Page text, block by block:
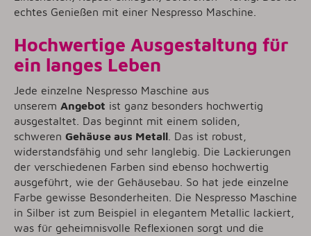
echtes Genießen mit einer Nespresso Maschine.
Hochwertige Ausgestaltung für
ein langes Leben
Jede einzelne Nespresso Maschine aus
unserem Angebot ist ganz besonders hochwertig
ausgestaltet. Das beginnt mit einem soliden,
schweren Gehäuse aus Metall . Das ist robust,
widerstandsfähig und sehr langlebig. Die Lackierungen
der verschiedenen Farben sind ebenso hochwertig
ausgeführt, wie der Gehäusebau. So hat jede einzelne
Farbe gewisse Besonderheiten. Die Nespresso Maschine
in Silber ist zum Beispiel in elegantem Metallic lackiert,
was für geheimnisvolle Reflexionen sorgt und die